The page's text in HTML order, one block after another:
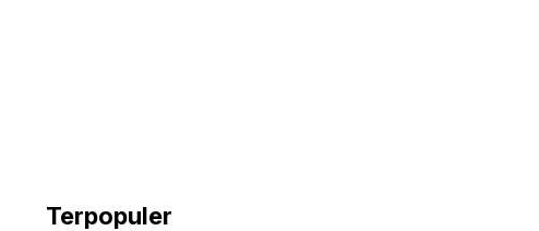
Terpopuler